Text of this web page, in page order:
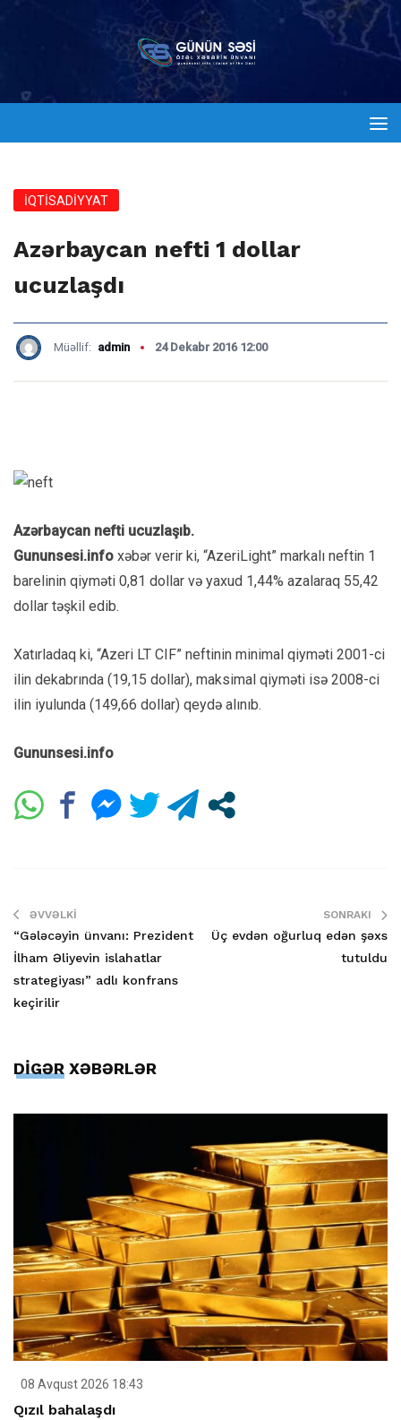
İQTİSADİYYAT
Azərbaycan nefti 1 dollar
ucuzlaşdı
Müəllif: admin 24 Dekabr 2016 12:00
Azərbaycan nefti ucuzlaşıb.
Gununsesi.info xəbər verir ki, “AzeriLight” markalı neftin 1
barelinin qiyməti 0,81 dollar və yaxud 1,44% azalaraq 55,42
dollar təşkil edib.
Xatırladaq ki, “Azeri LT CIF” neftinin minimal qiyməti 2001-ci
ilin dekabrında (19,15 dollar), maksimal qiyməti isə 2008-ci
ilin iyulunda (149,66 dollar) qeydə alınıb.
Gununsesi.info
ƏVVƏLKI
“Gələcəyin ünvanı: Prezident
İlham Əliyevin islahatlar
strategiyası” adlı konfrans
keçirilir
SONRAKI
Üç evdən oğurluq edən şəxs
tutuldu
DİGƏR XƏBƏRLƏR
08 Avqust 2026 18:43
Qızıl bahalaşdı